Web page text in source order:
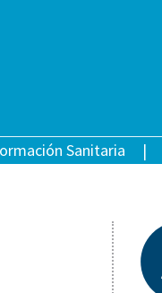
Sanitaria